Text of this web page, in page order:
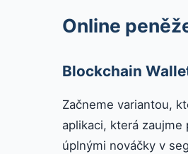
Online
Blockchain
Začneme variantou,
aplikaci, která
úplnými nováčky v